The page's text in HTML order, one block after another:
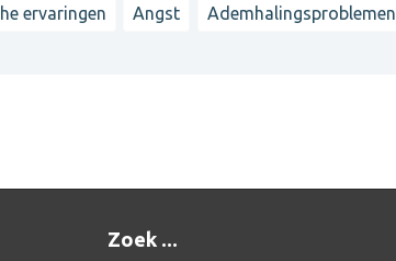
ervaringen Angst Ademhalingsproblemen
Zoek ...